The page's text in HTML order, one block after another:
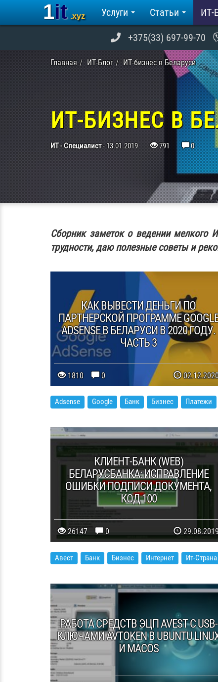
+375(33) 697-99-70
1it .xyz Услуги Статьи ИТ-
Главная ИТ-Блог ИТ-бизнес в Беларуси
ИТ-БИЗНЕС В
ИТ - Специалист-13.01.2019 791 0
Сборник заметок о ведении мелкого
трудности, даю полезные советы и
КАК ВЫВЕСТИ ДЕНЬГИ ПО
ПАРТНЕРСКОЙ ПРОГРАММЕ
ADSENSE В БЕЛАРУСИ В 2020 ГОДУ.
ЧАСТЬ 3
1810 0
Adsense Google Банк Бизнес Платежи
КЛИЕНТ-БАНК (WEB)
БЕЛАРУСБАНКА: ИСПРАВЛЕНИЕ
ОШИБКИ ПОДПИСИ ДОКУМЕНТА,
КОД 100
26147 0
Авест Банк Бизнес Интернет Ит-Страна
РАБОТА СРЕДСТВ ЭЦП AVEST С USB-
КЛЮЧАМИ AVTOKEN В UBUNTU
И MACOS